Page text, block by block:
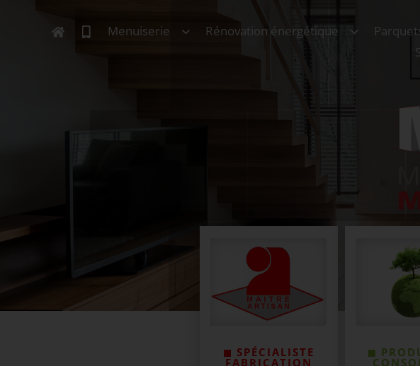
Menuiserie Rénovation énergétique
SPÉCIALISTE
FABRICATION